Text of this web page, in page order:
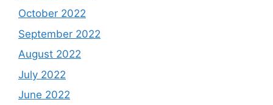
October 2022
September 2022
August 2022
July 2022
June 2022